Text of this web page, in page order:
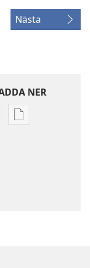
Nästa
NER
Valmöjligheter